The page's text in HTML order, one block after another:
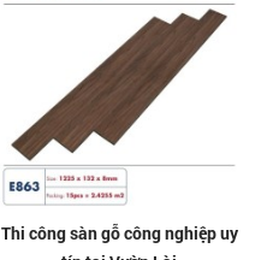
Thi công sàn gỗ công nghiệp uy